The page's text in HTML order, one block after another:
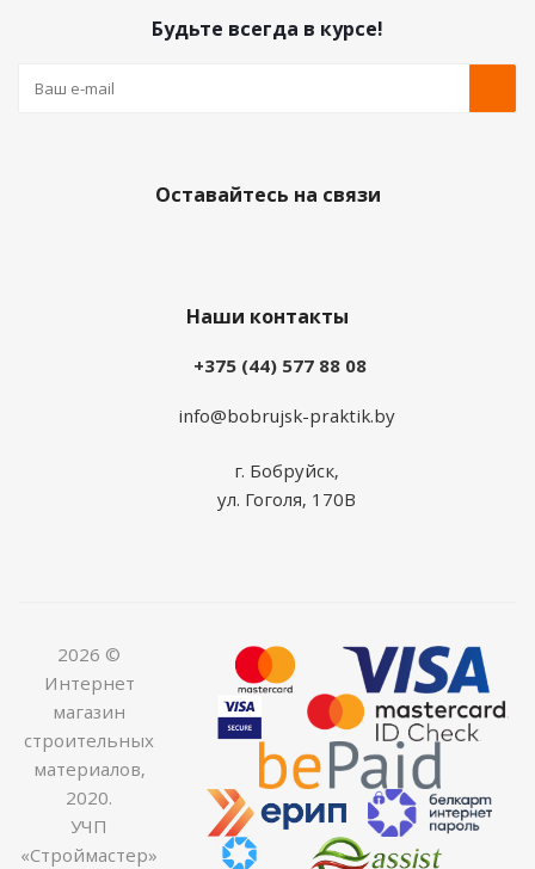
Будьте всегда в курсе!
Оставайтесь на связи
Наши контакты
+375 (44) 577 88 08
info@bobrujsk-praktik.by
г. Бобруйск,
ул. Гоголя, 170В
2026 ©
Интернет
магазин
строительных
материалов,
2020.
УЧП
«Строймастер»